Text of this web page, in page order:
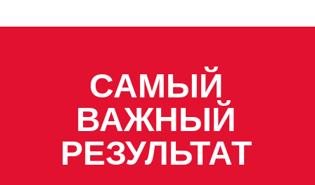
САМЫЙ
ВАЖНЫЙ
РЕЗУЛЬТАТ